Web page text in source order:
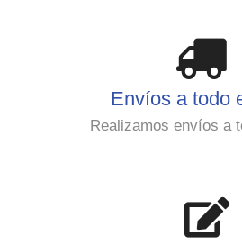
Envíos a todo
Realizamos envíos a